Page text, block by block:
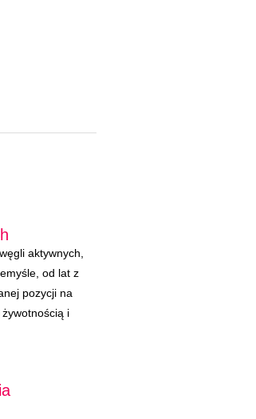
aktywnych,
od lat z
pozycji na
i